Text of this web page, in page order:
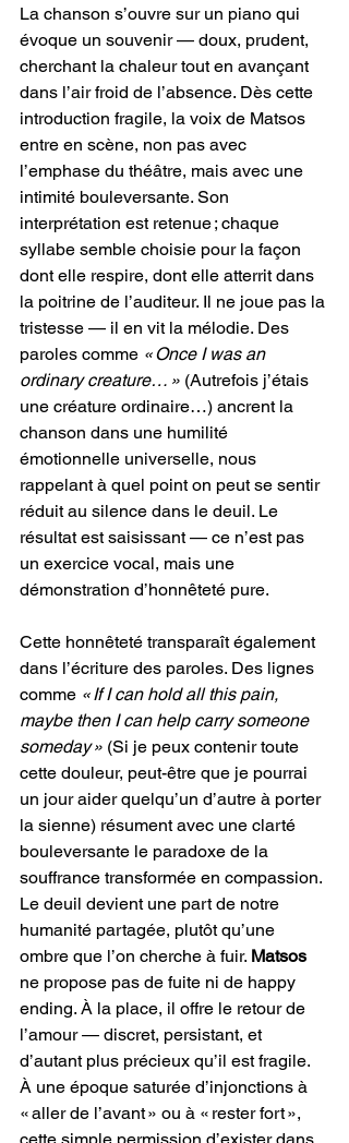
La chanson s’ouvre sur un piano qui
évoque un souvenir — doux, prudent,
cherchant la chaleur tout en avançant
dans l’air froid de l’absence. Dès cette
introduction fragile, la voix de Matsos
entre en scène, non pas avec
l’emphase du théâtre, mais avec une
intimité bouleversante. Son
interprétation est retenue ; chaque
syllabe semble choisie pour la façon
dont elle respire, dont elle atterrit dans
la poitrine de l’auditeur. Il ne joue pas la
tristesse — il en vit la mélodie. Des
paroles comme « Once I was an
ordinary creature… » (Autrefois j’étais
une créature ordinaire…) ancrent la
chanson dans une humilité
émotionnelle universelle, nous
rappelant à quel point on peut se sentir
réduit au silence dans le deuil. Le
résultat est saisissant — ce n’est pas
un exercice vocal, mais une
démonstration d’honnêteté pure.
Cette honnêteté transparaît également
dans l’écriture des paroles. Des lignes
comme « If I can hold all this pain,
maybe then I can help carry someone
someday » (Si je peux contenir toute
cette douleur, peut-être que je pourrai
un jour aider quelqu’un d’autre à porter
la sienne) résument avec une clarté
bouleversante le paradoxe de la
souffrance transformée en compassion.
Le deuil devient une part de notre
humanité partagée, plutôt qu’une
ombre que l’on cherche à fuir. Matsos
ne propose pas de fuite ni de happy
ending. À la place, il offre le retour de
l’amour — discret, persistant, et
d’autant plus précieux qu’il est fragile.
À une époque saturée d’injonctions à
« aller de l’avant » ou à « rester fort »,